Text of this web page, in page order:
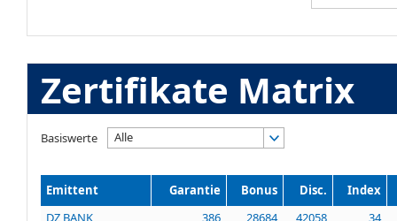
Zertifikate Matrix
Basiswerte Alle
Emittent Garantie Bonus Disc.
Index
DZ BANK
386 28684 42058
34